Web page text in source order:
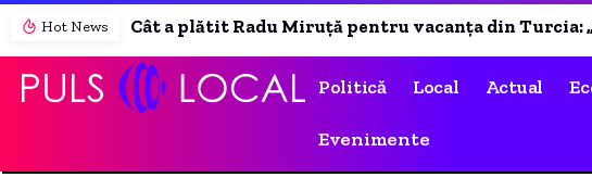
Hot News
Cât a plătit Radu Miruță pentru vacanța din Turcia: „Până și părinții mei au crezut suma de 15.000 de euro”
Politică Local Actual
Evenimente